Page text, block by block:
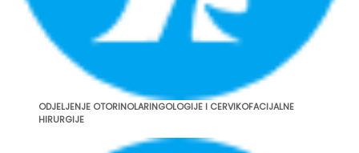
ODJELJENJE OTORINOLARINGOLOGIJE I CERVIKOFACIJALNE
HIRURGIJE